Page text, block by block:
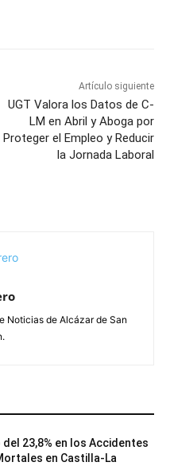
Artículo siguiente
UGT Valora los Datos de C-
LM en Abril y Aboga por
Proteger el Empleo y Reducir
la Jornada Laboral
Noticias de Alcázar de San
del 23,8% en los Accidentes
en Castilla-La